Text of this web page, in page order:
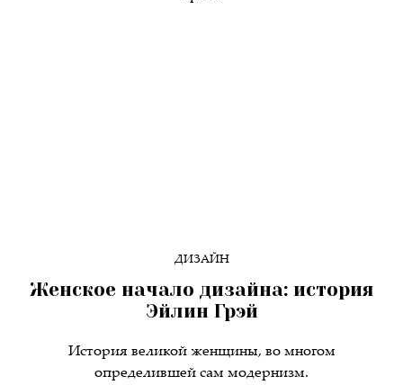
ДИЗАЙН
Женское начало дизайна: история
Эйлин Грэй
История великой женщины, во многом
определившей сам модернизм.